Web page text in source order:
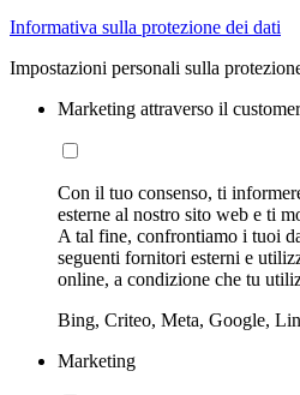
Informativa sulla protezione dei dati
Impostazioni personali sulla
Marketing attraverso il
Con il tuo consenso, ti
esterne al nostro sito web e ti
A tal fine, confrontiamo i tuoi
seguenti fornitori esterni e
online, a condizione che tu
Bing, Criteo, Meta, Google,
Marketing